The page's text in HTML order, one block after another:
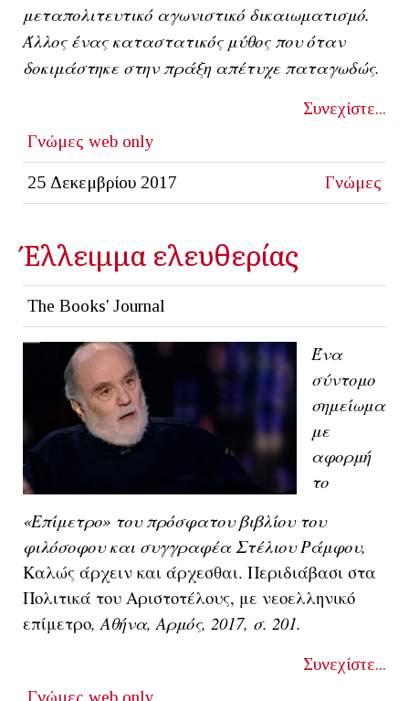
μεταπολιτευτικό αγωνιστικό δικαιωματισμό.
Άλλος ένας καταστατικός μύθος που όταν
δοκιμάστηκε στην πράξη απέτυχε παταγωδώς.
Συνεχίστε...
Γνώμες web only
25 Δεκεμβρίου 2017 Γνώμες
Έλλειμμα ελευθερίας
The Books' Journal
Ένα
σύντομο
σημείωμα
με
αφορμή
το
«Επίμετρο» του πρόσφατου βιβλίου του
φιλόσοφου και συγγραφέα Στέλιου Ράμφου,
Καλώς άρχειν και άρχεσθαι. Περιδιάβασι στα
Πολιτικά του Αριστοτέλους, με νεοελληνικό
επίμετρο, Αθήνα, Αρμός, 2017, σ. 201.
Συνεχίστε...
Γνώμες web only